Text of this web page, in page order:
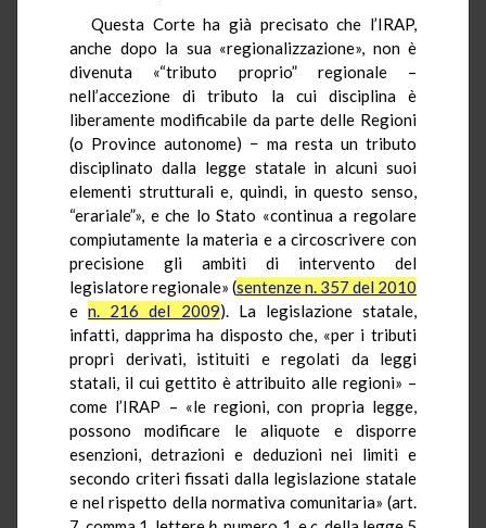
Questa Corte ha già precisato che l’IRAP,
anche dopo la sua «regionalizzazione», non è
divenuta «“tributo proprio” regionale –
nell’accezione di tributo la cui disciplina è
liberamente modificabile da parte delle Regioni
(o Province autonome) − ma resta un tributo
disciplinato dalla legge statale in alcuni suoi
elementi strutturali e, quindi, in questo senso,
“erariale”», e che lo Stato «continua a regolare
compiutamente la materia e a circoscrivere con
precisione gli ambiti di intervento del
legislatore regionale» (sentenze n. 357 del 2010
en. 216 del 2009). La legislazione statale,
infatti, dapprima ha disposto che, «per i tributi
propri derivati, istituiti e regolati da leggi
statali, il cui gettito è attribuito alle regioni» –
come l’IRAP – «le regioni, con propria legge,
possono modificare le aliquote e disporre
esenzioni, detrazioni e deduzioni nei limiti e
secondo criteri fissati dalla legislazione statale
e nel rispetto della normativa comunitaria» (art.